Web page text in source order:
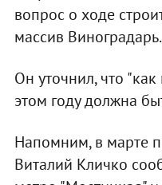
вопрос о ходе
массив Виноградарь.
Он уточнил, что
этом году должна
Напомним, в марте
Виталий Кличко